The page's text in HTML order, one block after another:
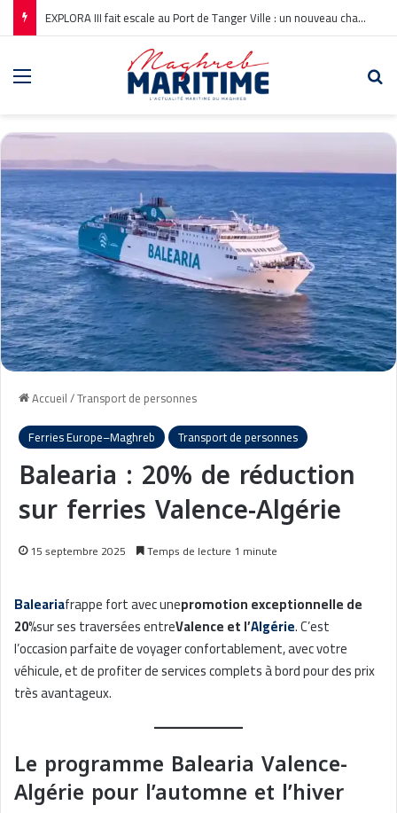
EXPLORA III fait escale au Port de Tanger Ville : un nouveau chapitre pour la croisière en Méditerranée
Accueil/Transport de personnes
Ferries Europe–Maghreb
Transport de personnes
Balearia : 20% de réduction
sur ferries Valence-Algérie
15 septembre 2025 Temps de lecture 1 minute
Baleariafrappe fort avec unepromotion exceptionnelle de
20%sur ses traversées entreValence et l’Algérie. C’est
l’occasion parfaite de voyager confortablement, avec votre
véhicule, et de profiter de services complets à bord pour des prix
très avantageux.
Le programme Balearia Valence-
Algérie pour l’automne et l’hiver